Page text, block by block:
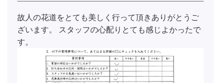
故人の花道をとても美しく行って頂きありがとうご
ざいます。 スタッフの心配りとても感じよかったで
す。